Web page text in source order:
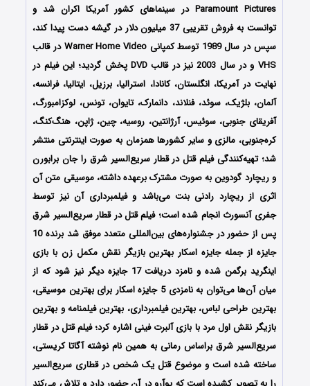
Paramount Pictures در سینماهای کشور آمریکا اکران شد و
توانست به فروش تقریبی 37 میلیون دلار در گیشه دست پیدا کند،
سپس در سال 1989 توسط کمپانی Warner Home Video در قالب
VHS و در سال 2003 نیز در قالب DVD پخش گردید؛ این فیلم در
نهایت در آمریکا، انگلستان، کانادا، استرالیا، برزیل، ایتالیا، فرانسه،
آلمان، بلژیک، سوئد، فنلاند، دانمارک، تایوان، تونس، لوکزامبورگ،
آفریقای جنوبی، سوئیس، آرژانتین، روسیه، چین، ژاپن، هنگ‌کنگ،
کره‌جنوبی، مالزی و سایر کشورها همزمان به صورت اینترنتی منتشر
شد؛ تهیه‌کنندگی فیلم قتل در قطار سریع‌السیر شرق را جان برابورن
و ریچارد گودوین به صورت مشترک برعهده داشته، موسیقی متن آن
اثری از ریچارد رادنی بنت می‌باشد و فیلمبرداری آن نیز توسط
جفری آنسورث انجام شده است؛ فیلم قتل در قطار سریع‌السیر شرق
پس از حضور در جشنواره‌‌‌‌های بین‌المللی متعدد موفق شد برنده 10
جایزه از جمله جایزه اسکار بهترین بازیگر نقش مکمل زن با بازی
اینگرید برگمن شده و نامزد دریافت 17 جایزه دیگر نیز شود که از
میان آن‌ها می‌توان به نامزدی 5 جایزه اسکار برای بهترین موسیقی،
بهترین طراحی لباس، بهترین فیلمبرداری، بهترین فیلمنامه و بهترین
بازیگر نقش اول مرد با بازی آلبرت فینی اشاره کرد؛ فیلم قتل در قطار
سریع‌السیر شرق براساس رمانی به همین نام نوشته آگاتا کریستی،
ساخته شده است و موضوع قتل یک شخص در قطاری سریع‌السیر